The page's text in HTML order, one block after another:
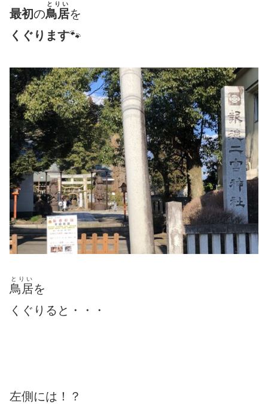
最初の鳥居
とりい
を
くぐります🐾
鳥居
とりい
を
くぐりると・・・
左側には！？